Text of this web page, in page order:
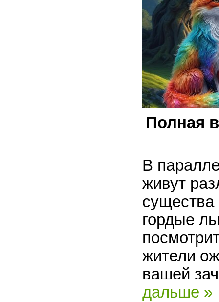
Полная
В
живут
существа
гордые
жители
вашей
дальше »